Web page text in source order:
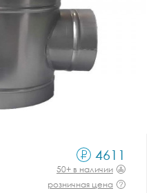
4611
50+ в наличии
розничная цена